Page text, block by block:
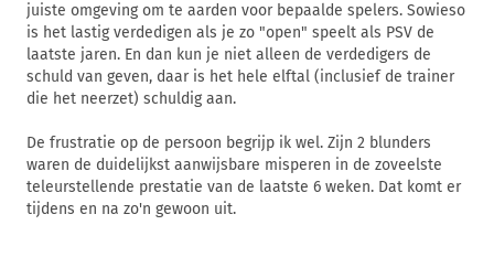
juiste omgeving om te aarden voor bepaalde spelers. Sowieso
is het lastig verdedigen als je zo "open" speelt als PSV de
laatste jaren. En dan kun je niet alleen de verdedigers de
schuld van geven, daar is het hele elftal (inclusief de trainer
die het neerzet) schuldig aan.
De frustratie op de persoon begrijp ik wel. Zijn 2 blunders
waren de duidelijkst aanwijsbare misperen in de zoveelste
teleurstellende prestatie van de laatste 6 weken. Dat komt er
tijdens en na zo'n gewoon uit.